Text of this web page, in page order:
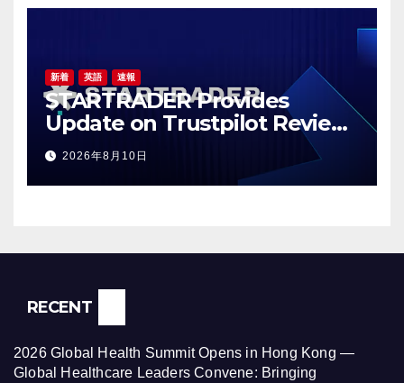
新着 英語 速報
STARTRADER Provides
Update on Trustpilot Review
Profiles
2026年8月10日
RECENT
2026 Global Health Summit Opens in Hong Kong —
Global Healthcare Leaders Convene: Bringing